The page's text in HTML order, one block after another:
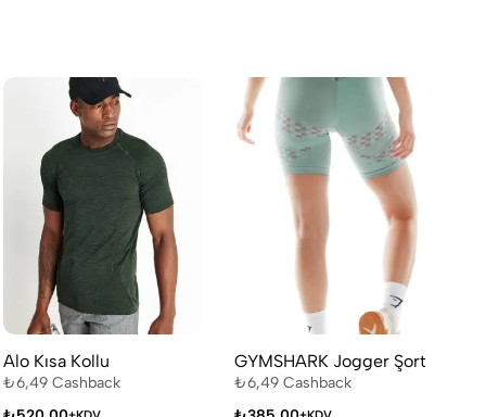
Alo Kısa Kollu
₺6,49 Cashback
GYMSHARK Jogger Şort
₺6,49Cashback